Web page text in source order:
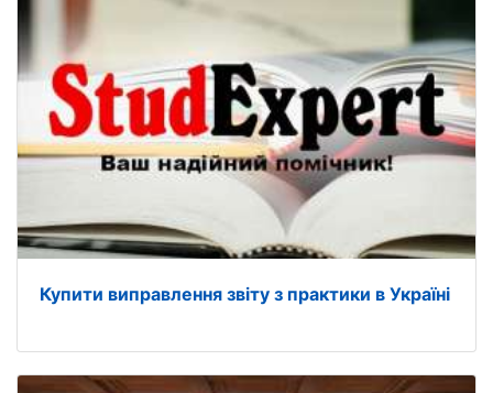
Купити виправлення звіту з практики в Україні